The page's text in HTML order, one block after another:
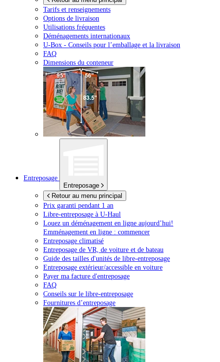
Tarifs et renseignements
Options de livraison
Utilisations fréquentes
Déménagements internationaux
U-Box - Conseils pour l’emballage et la livraison
FAQ
Dimensions du conteneur
Entreposage
Entreposage
Retour au menu principal
Prix garanti pendant 1 an
Libre-entreposage à U-Haul
Louez un déménagement en ligne aujourd’hui!
Emménagement en ligne : commencer
Entreposage climatisé
Entreposage de VR, de voiture et de bateau
Guide des tailles d'unités de libre-entreposage
Entreposage extérieur/accessible en voiture
Payer ma facture d'entreposage
FAQ
Conseils sur le libre-entreposage
Fournitures d’entreposage